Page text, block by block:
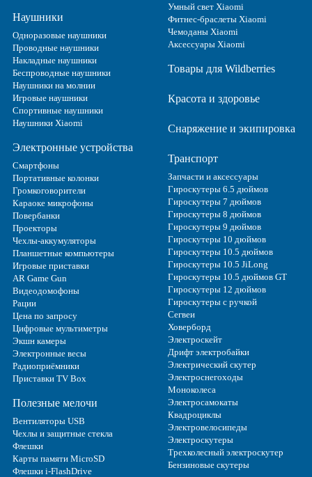
Наушники
Одноразовые наушники
Проводные наушники
Накладные наушники
Беспроводные наушники
Наушники на молнии
Игровые наушники
Спортивные наушники
Наушники Xiaomi
Электронные устройства
Смартфоны
Портативные колонки
Громкоговорители
Караоке микрофоны
Повербанки
Проекторы
Чехлы-аккумуляторы
Планшетные компьютеры
Игровые приставки
AR Game Gun
Видеодомофоны
Рации
Цена по запросу
Цифровые мультиметры
Экшн камеры
Электронные весы
Радиоприёмники
Приставки TV Box
Полезные мелочи
Вентиляторы USB
Чехлы и защитные стекла
Флешки
Карты памяти MicroSD
Флешки i-FlashDrive
Умный свет Xiaomi
Фитнес-браслеты Xiaomi
Чемоданы Xiaomi
Аксессуары Xiaomi
Товары для Wildberries
Красота и здоровье
Снаряжение и экипировка
Транспорт
Запчасти и аксессуары
Гироскутеры 6.5 дюймов
Гироскутеры 7 дюймов
Гироскутеры 8 дюймов
Гироскутеры 9 дюймов
Гироскутеры 10 дюймов
Гироскутеры 10.5 дюймов
Гироскутеры 10.5 JiLong
Гироскутеры 10.5 дюймов GT
Гироскутеры 12 дюймов
Гироскутеры с ручкой
Сегвеи
Ховерборд
Электроскейт
Дрифт электробайки
Электрический скутер
Электроснегоходы
Моноколеса
Электросамокаты
Квадроциклы
Электровелосипеды
Электроскутеры
Трехколесный электроскутер
Бензиновые скутеры